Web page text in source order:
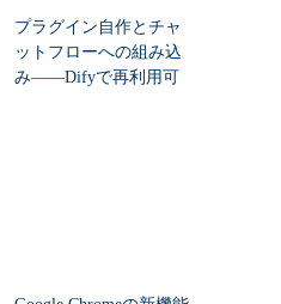
プラグイン自作とチャ
ットフローへの組み込
み――Difyで再利用可